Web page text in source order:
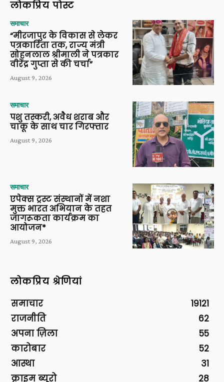
लोकप्रिय पोस्ट
समाचार
“मीरजापुर के विकास से लेकर
पत्रकारिता तक, राज्य मंत्री
सोहनलाल श्रीमाली ने पत्रकार
वीरेंद्र गुप्ता से की चर्चा”
August 9, 2026
समाचार
पशु तस्करी, अवैध शराब और
चाकू के साथ चार गिरफ्तार
August 9, 2026
समाचार
एपेक्स ट्रस्ट संस्थानों में नशा
मुक्त भारत अभियान के तहत
जागरूकता कार्यक्रम का
आयोजन*
August 9, 2026
लोकप्रिय श्रेणियां
समाचार
19121
राजनीति
62
अपना ज़िला
55
कारोबार
52
आस्था
31
क्राइम ब्यूरो
28